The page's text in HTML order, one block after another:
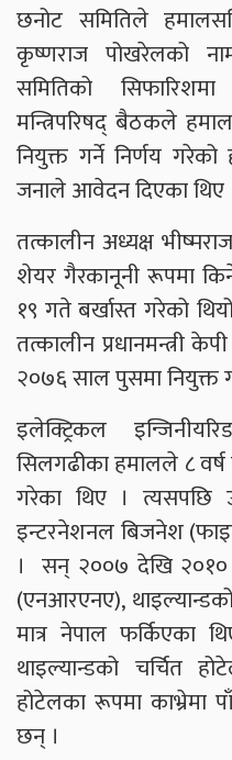
छनोट समितिले
कृष्णराज पोखरेलको
समितिको
मन्त्रिपरिषद् बैठकले
नियुक्त गर्ने निर्णय
जनाले आवेदन दिएका थिए
तत्कालीन अध्यक्ष
शेयर गैरकानूनी रूपमा
१९ गते बर्खास्त गरेको
तत्कालीन प्रधानमन्त्री
२०७६ साल पुसमा नियुक्त
इलेक्ट्रिकल
सिलगढीका हमालले ८ वर्ष
गरेका थिए । त्यसपछि
इन्टरनेशनल बिजनेश
। सन् २००७ देखि
(एनआरएनए),
मात्र नेपाल फर्किएका
थाइल्यान्डको चर्चित
होटेलका रूपमा काभ्रेमा
छन् ।